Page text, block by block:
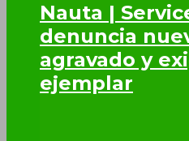
Nauta |
denuncia
agravado y
ejemplar